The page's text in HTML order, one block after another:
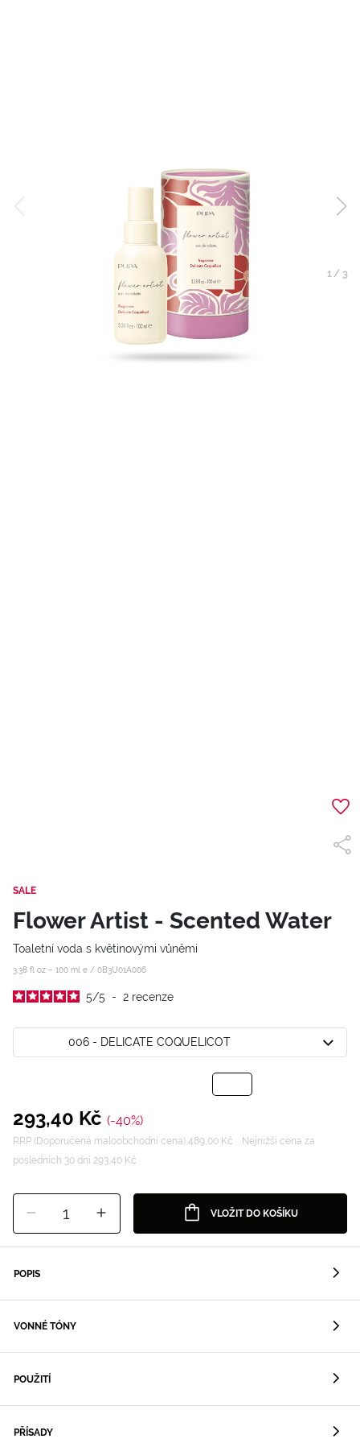
1 / 3
SALE
Flower Artist - Scented Water
Toaletní voda s květinovými vůněmi
3.38 fl oz – 100 ml e / 0B3U01A006
5/5 - 2 recenze
006 - DELICATE COQUELICOT
293,40 Kč (-40%)
RRP (Doporučená maloobchodní cena) 489,00 Kč
Nejnižší cena za
posledních 30 dní 293,40 Kč
1 VLOŽIT DO KOŠÍKU
POPIS
VONNÉ TÓNY
POUŽITÍ
PŘÍSADY